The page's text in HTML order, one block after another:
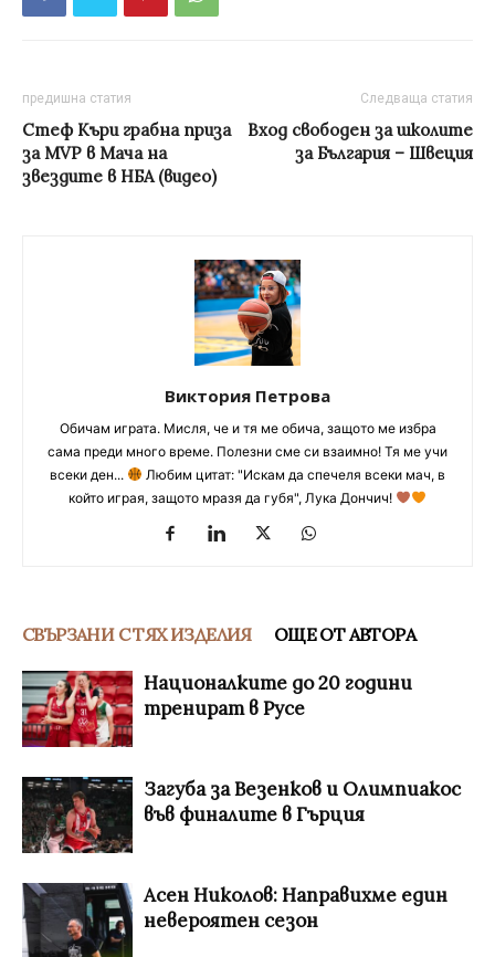
предишна статия
Стеф Къри грабна приза
за MVP в Мача на
звездите в НБА (видео)
Следваща статия
Вход свободен за школите
за България – Швеция
Виктория Петрова
Обичам играта. Мисля, че и тя ме обича, защото ме избра
сама преди много време. Полезни сме си взаимно! Тя ме учи
всеки ден...
Любим цитат: "Искам да спечеля всеки мач, в
който играя, защото мразя да губя", Лука Дончич!
СВЪРЗАНИ С ТЯХ ИЗДЕЛИЯ ОЩЕ ОТ АВТОРА
Националките до 20 години
тренират в Русе
Загуба за Везенков и Олимпиакос
във финалите в Гърция
Асен Николов: Направихме един
невероятен сезон